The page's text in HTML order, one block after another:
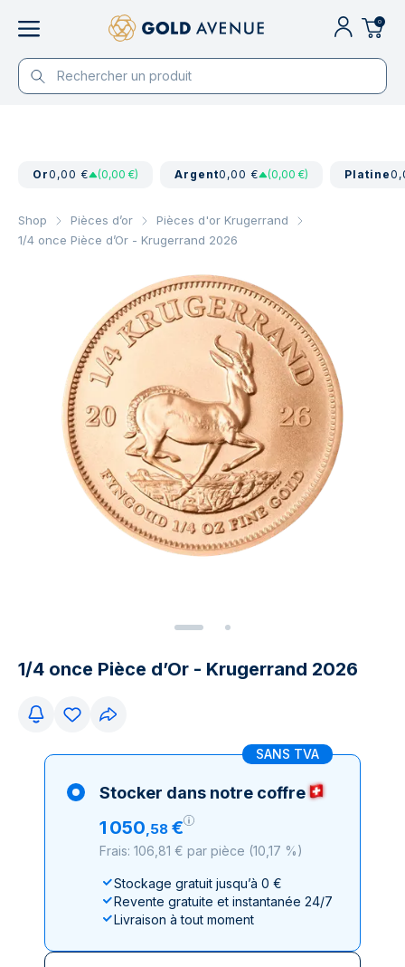
0
Or0,00 € (0,00 €) Argent0,00 € (0,00 €) Platine
Shop Pièces d’or
Pièces d'or Krugerrand
1/4 once Pièce d’Or - Krugerrand 2026
1/4 once Pièce d’Or - Krugerrand 2026
SANS TVA
Stocker dans notre coffre
1 050,58 €
Frais: 106,81 € par pièce (10,17 %)
Stockage gratuit jusqu’à 0 €
Revente gratuite et instantanée 24/7
Livraison à tout moment